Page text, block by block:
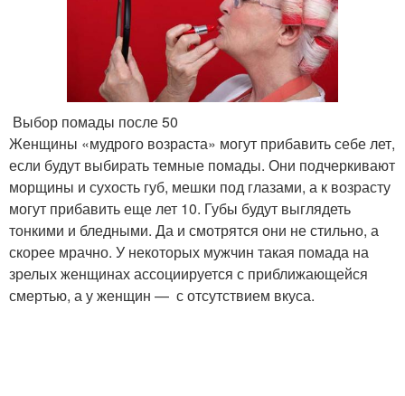
Выбор помады после 50
Женщины «мудрого возраста» могут прибавить себе лет,
если будут выбирать темные помады. Они подчеркивают
морщины и сухость губ, мешки под глазами, а к возрасту
могут прибавить еще лет 10. Губы будут выглядеть
тонкими и бледными. Да и смотрятся они не стильно, а
скорее мрачно. У некоторых мужчин такая помада на
зрелых женщинах ассоциируется с приближающейся
смертью, а у женщин — с отсутствием вкуса.